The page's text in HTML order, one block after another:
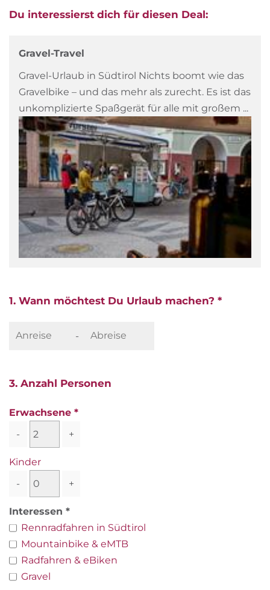
Du interessierst dich für diesen Deal:
Gravel-Travel
Gravel-Urlaub in Südtirol Nichts boomt wie das
Gravelbike – und das mehr als zurecht. Es ist das
unkomplizierte Spaßgerät für alle mit großem ...
1. Wann möchtest Du Urlaub machen? *
-
3. Anzahl Personen
Erwachsene
-
+
Kinder
-
+
Interessen
Rennradfahren in Südtirol
Mountainbike & eMTB
Radfahren & eBiken
Gravel